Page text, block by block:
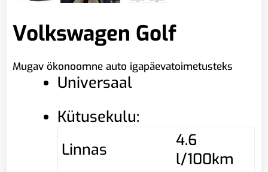
Volkswagen Golf
Mugav ökonoomne auto igapäevatoimetusteks
Universaal
Kütusekulu:
Linnas
4.6
l/100km